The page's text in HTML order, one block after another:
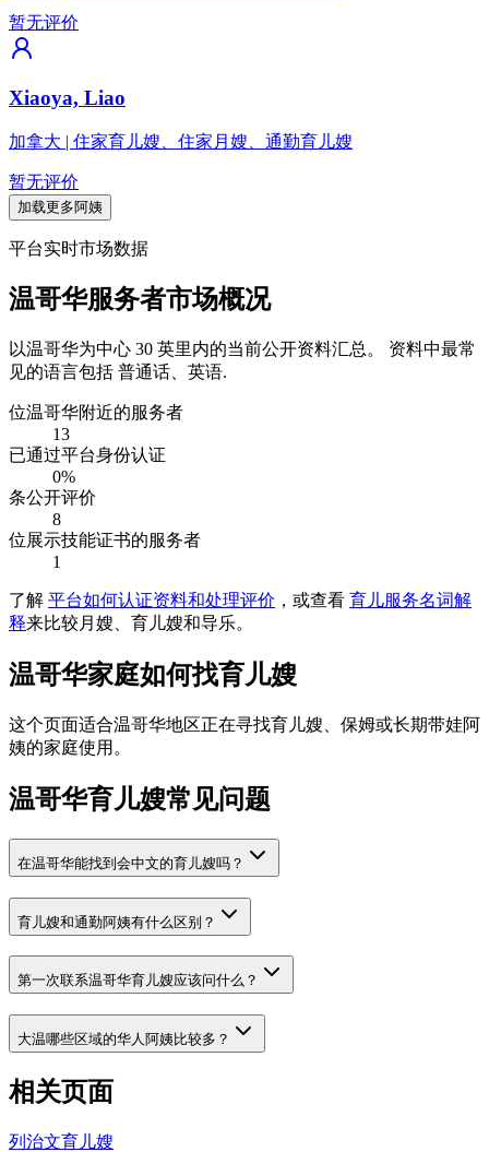
暂无评价
Xiaoya, Liao
加拿大 | 住家育儿嫂、住家月嫂、通勤育儿嫂
暂无评价
加载更多阿姨
平台实时市场数据
温哥华服务者市场概况
以温哥华为中心 30 英里内的当前公开资料汇总。
资料中最常
见的语言包括 普通话、英语.
位温哥华附近的服务者
13
已通过平台身份认证
0%
条公开评价
8
位展示技能证书的服务者
1
了解 平台如何认证资料和处理评价 ，或查看 育儿服务名词解
释来比较月嫂、育儿嫂和导乐。
温哥华家庭如何找育儿嫂
这个页面适合温哥华地区正在寻找育儿嫂、保姆或长期带娃阿
姨的家庭使用。
温哥华育儿嫂常见问题
在温哥华能找到会中文的育儿嫂吗？
育儿嫂和通勤阿姨有什么区别？
第一次联系温哥华育儿嫂应该问什么？
大温哪些区域的华人阿姨比较多？
相关页面
列治文育儿嫂